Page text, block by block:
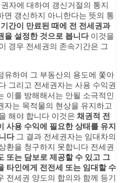
자에 대하여 갱신거절의 통지
면 갱신하지 아니한다는 뜻의 통
간이 만료된 때에 전 전세권과
을 설정한 것으로 봅니다 이것을
경우 전세권의 존속기간은 그
유하여 그 부동산의 용도에 쫓아
그리고 전세권자는 사용 수익권
이를 방해해서는 안될 소극적인
자는 목적물의 현상을 유지하고
해야 합니다 이것은 채권적 전
사용 수익에 필요한 상태를 유지
다그 결과 전세권자는 임대차의
환을 청구하지 못합니다 전세권
또는 담보로 제공할 수 있고 그
타인에게 전전세 또는 임대할 수
전세권 양도의 합의와 함께 등기